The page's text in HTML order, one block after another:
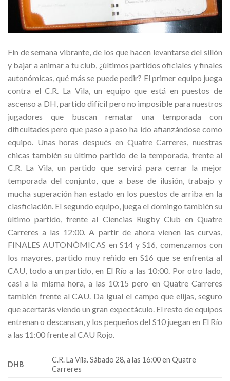
Fin de semana vibrante, de los que hacen levantarse del sillón
y bajar a animar a tu club, ¿últimos partidos oficiales y finales
autonómicas, qué más se puede pedir? El primer equipo juega
contra el C.R. La Vila, un equipo que está en puestos de
ascenso a DH, partido difícil pero no imposible para nuestros
jugadores que buscan rematar una temporada con
dificultades pero que paso a paso ha ido afianzándose como
equipo. Unas horas después en Quatre Carreres, nuestras
chicas también su último partido de la temporada, frente al
C.R. La Vila, un partido que servirá para cerrar la mejor
temporada del conjunto, que a base de ilusión, trabajo y
mucha superación han estado en los puestos de arriba en la
clasficiación. El segundo equipo, juega el domingo también su
último partido, frente al Ciencias Rugby Club en Quatre
Carreres a las 12:00. A partir de ahora vienen las curvas,
FINALES AUTONÓMICAS en S14 y S16, comenzamos con
los mayores, partido muy reñido en S16 que se enfrenta al
CAU, todo a un partido, en El Río a las 10:00. Por otro lado,
casi a la misma hora, a las 10:15 pero en Quatre Carreres
también frente al CAU. Da igual el campo que elijas, seguro
que acertarás viendo un gran expectáculo. El resto de equipos
entrenan o descansan, y los pequeños del S10 juegan en El Río
a las 11:00 frente al CAU Rojo.
DHB
C.R. La Vila. Sábado 28, a las 16:00 en Quatre
Carreres